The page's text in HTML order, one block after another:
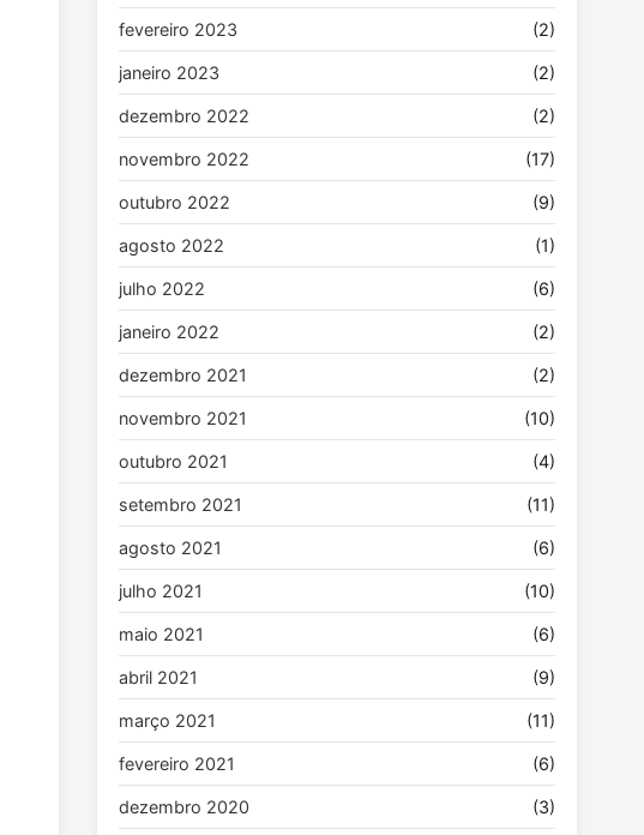
fevereiro 2023 (2)
janeiro 2023 (2)
dezembro 2022 (2)
novembro 2022 (17)
outubro 2022 (9)
agosto 2022 (1)
julho 2022 (6)
janeiro 2022 (2)
dezembro 2021 (2)
novembro 2021 (10)
outubro 2021 (4)
setembro 2021 (11)
agosto 2021 (6)
julho 2021 (10)
maio 2021 (6)
abril 2021 (9)
março 2021 (11)
fevereiro 2021 (6)
dezembro 2020 (3)